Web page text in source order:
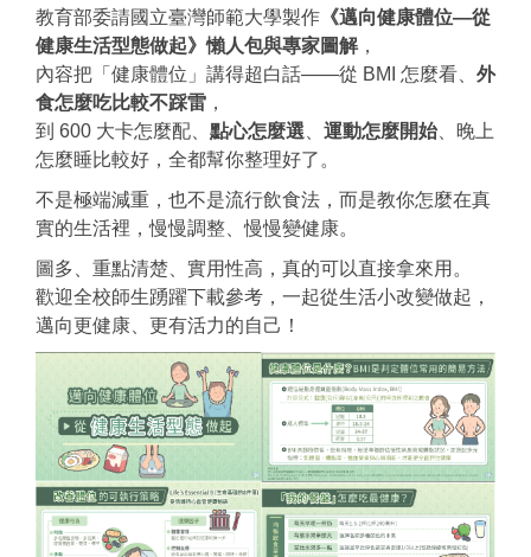
教育部委請國立臺灣師範大學製作 《邁向健康體位—從
健康生活型態做起》懶人包與專家圖解，
內容把「健康體位」講得超白話——從 BMI 怎麼看、 外
食怎麼吃比較不踩雷 ，
到 600 大卡怎麼配、 點心怎麼選 運動怎麼開始、晚上
怎麼睡比較好，全都幫你整理好了。
不是極端減重，也不是流行飲食法，而是教你怎麼在真
實的生活裡，慢慢調整、慢慢變健康。
圖多、重點清楚、實用性高，真的可以直接拿來用。
歡迎全校師生踴躍下載參考，一起從生活小改變做起，
邁向更健康、更有活力的自己！